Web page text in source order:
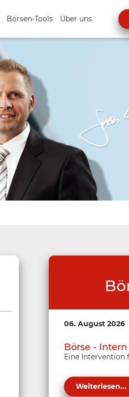
Börsen-Tools Über uns
06. August 2026
Börse - Intern
Eine Intervention
Weiterlesen...